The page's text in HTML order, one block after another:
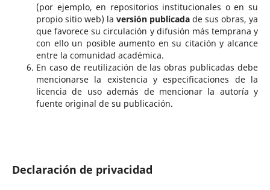
(por ejemplo, en repositorios institucionales o en su
propio sitio web) la versión publicada de sus obras, ya
que favorece su circulación y difusión más temprana y
con ello un posible aumento en su citación y alcance
entre la comunidad académica.
En caso de reutilización de las obras publicadas debe
mencionarse la existencia y especificaciones de la
licencia de uso además de mencionar la autoría y
fuente original de su publicación.
Declaración de privacidad